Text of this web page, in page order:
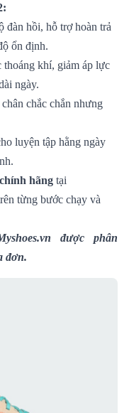
:
đàn hồi, hỗ trợ hoàn trả
ổn định.
thoáng khí, giảm áp lực
ngày.
chắc chắn nhưng
luyện tập hằng ngày
hãng tại
từng bước chạy và
được phân
đơn.